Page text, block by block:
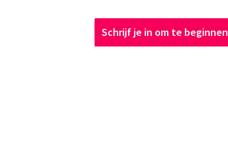
Schrijf je in om te beginnen